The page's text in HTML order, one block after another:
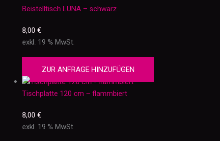
Beistelltisch LUNA – schwarz
8,00 €
exkl. 19 % MwSt.
ZUR ANFRAGE HINZUFÜGEN
Tischplatte 120 cm – flammbiert
8,00 €
exkl. 19 % MwSt.